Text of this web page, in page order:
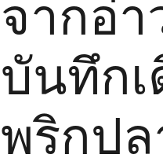
จากอ่า
บันทึกเ
พริกป